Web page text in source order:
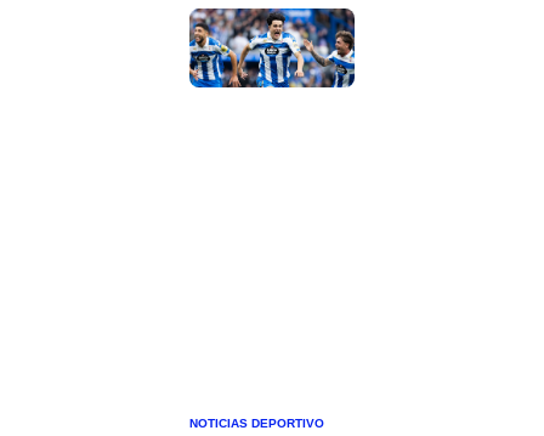
NOTICIAS DEPORTIVO